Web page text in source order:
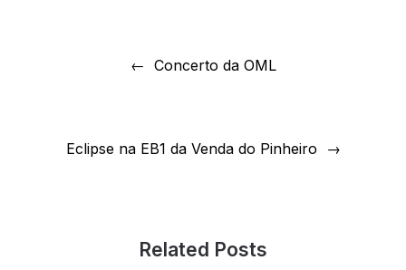
Concerto da OML
Eclipse na EB1 da Venda do Pinheiro
Related Posts